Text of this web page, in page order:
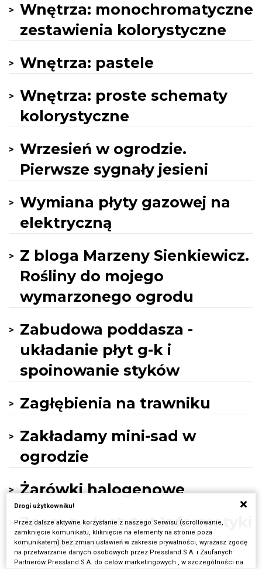
Wnętrza: monochromatyczne
zestawienia kolorystyczne
Wnętrza: pastele
Wnętrza: proste schematy
kolorystyczne
Wrzesień w ogrodzie.
Pierwsze sygnały jesieni
Wymiana płyty gazowej na
elektryczną
Z bloga Marzeny Sienkiewicz.
Rośliny do mojego
wymarzonego ogrodu
Zabudowa poddasza -
układanie płyt g-k i
spoinowanie styków
Zagłębienia na trawniku
Zakładamy mini-sad w
ogrodzie
Żarówki halogenowe
Zoom na Instytut Informatyki
w Lublinie
Drogi użytkowniku!
Przez dalsze aktywne korzystanie z naszego Serwisu (scrollowanie,
zamknięcie komunikatu, kliknięcie na elementy na stronie poza
komunikatem) bez zmian ustawień w zakresie prywatności, wyrażasz zgodę
na przetwarzanie danych osobowych przez Pressland S.A. i Zaufanych
Partnerów Pressland S.A. do celów marketingowych , w szczególności na